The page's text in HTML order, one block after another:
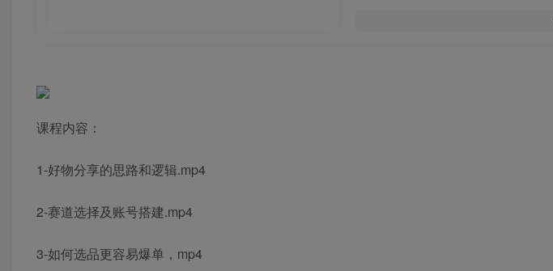
课程内容：
1-好物分享的思路和逻辑.mp4
2-赛道选择及账号搭建.mp4
3-如何选品更容易爆单，mp4